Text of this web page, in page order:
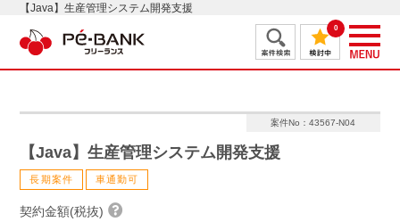
【Java】生産管理システム開発支援
0
案件No：43567-N04
【Java】生産管理システム開発支援
長期案件 車通勤可
契約金額(税抜)